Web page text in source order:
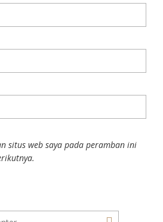
situs web saya pada peramban ini